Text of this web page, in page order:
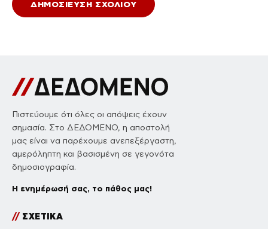
Πιστεύουμε ότι όλες οι απόψεις έχουν
σημασία. Στο ΔΕΔΟΜΕΝΟ, η αποστολή
μας είναι να παρέχουμε ανεπεξέργαστη,
αμερόληπτη και βασισμένη σε γεγονότα
δημοσιογραφία.
Η ενημέρωσή σας, το πάθος μας!
//ΣΧΕΤΙΚΑ